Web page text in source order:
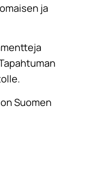
ja
Suomen